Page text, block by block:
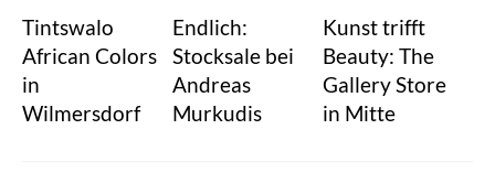
Tintswalo
African Colors
in
Wilmersdorf
Endlich:
Stocksale bei
Andreas
Murkudis
Kunst trifft
Beauty: The
Gallery Store
in Mitte